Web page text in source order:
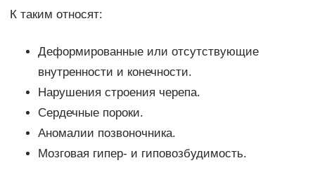
К таким относят:
Деформированные или отсутствующие
внутренности и конечности.
Нарушения строения черепа.
Сердечные пороки.
Аномалии позвоночника.
Мозговая гипер- и гиповозбудимость.